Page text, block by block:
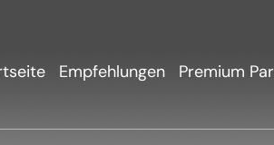
Empfehlungen Premium